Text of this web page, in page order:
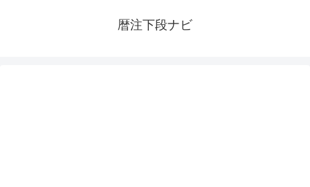
暦注下段ナビ